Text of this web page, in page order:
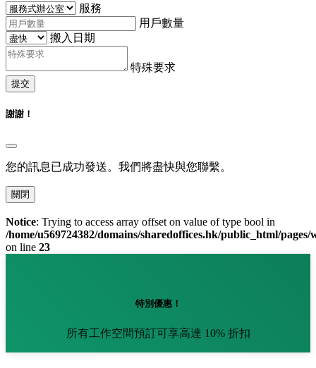
服務
用戶數量
搬入日期
特殊要求
提交
謝謝！
您的訊息已成功發送。我們將盡快與您聯繫。
關閉
Notice: Trying to access array offset on value of type bool in
/home/u569724382/domains/sharedoffices.hk/public_html/pages/
on line 23
特別優惠！
所有工作空間預訂可享高達 10% 折扣